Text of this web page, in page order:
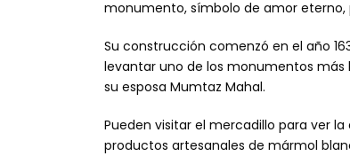
monumento, símbolo de amor eterno,
Su construcción comenzó en el año
levantar uno de los monumentos más
su esposa Mumtaz Mahal.
Pueden visitar el mercadillo para ver
productos artesanales de mármol